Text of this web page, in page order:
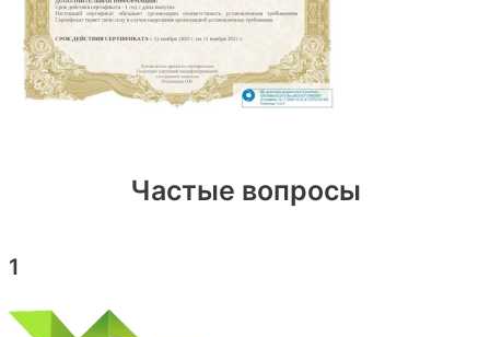
Частые вопросы
1